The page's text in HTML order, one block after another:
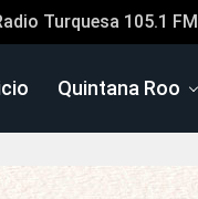
Turquesa 105.1 FM
Quintana Roo